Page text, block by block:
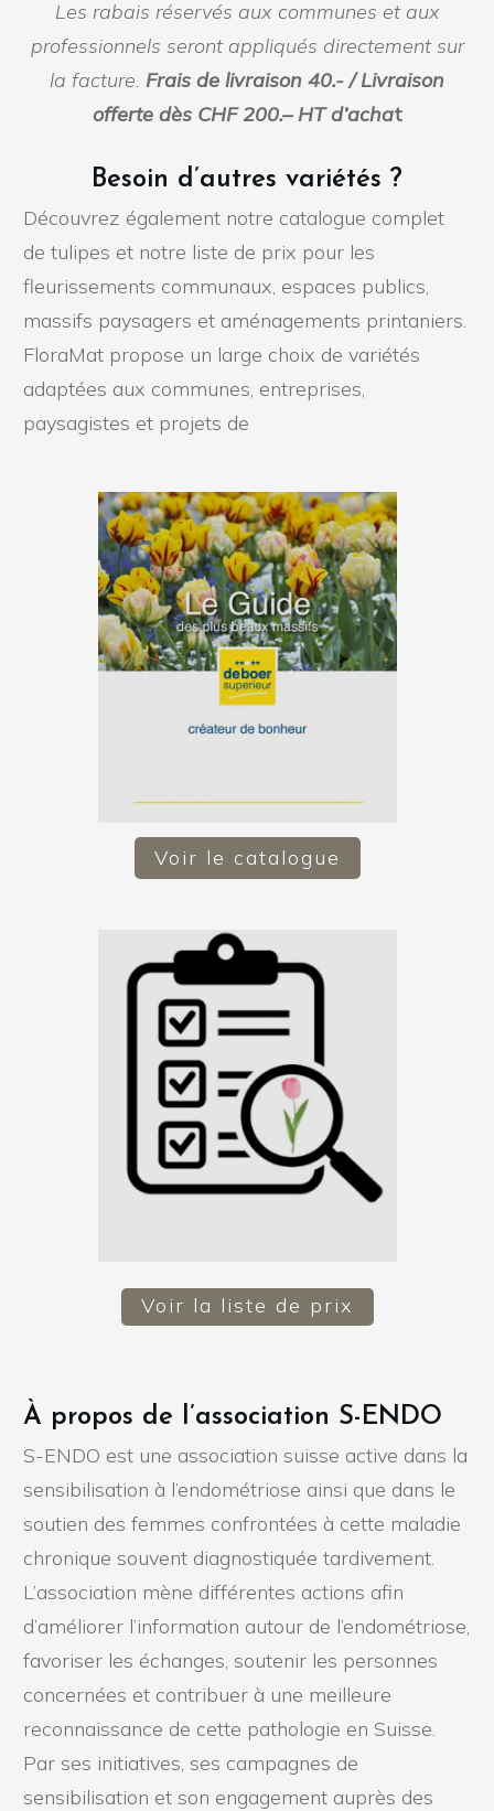
Les rabais réservés aux communes et aux
professionnels seront appliqués directement sur
la facture. Frais de livraison 40.- / Livraison
offerte dès CHF 200.– HT d’achat
Besoin d’autres variétés ?
Découvrez également notre catalogue complet
de tulipes et notre liste de prix pour les
fleurissements communaux, espaces publics,
massifs paysagers et aménagements printaniers.
FloraMat propose un large choix de variétés
adaptées aux communes, entreprises,
paysagistes et projets de
Voir le catalogue
Voir la liste de prix
À propos de l’association S-ENDO
S-ENDO est une association suisse active dans la
sensibilisation à l’endométriose ainsi que dans le
soutien des femmes confrontées à cette maladie
chronique souvent diagnostiquée tardivement.
L’association mène différentes actions afin
d’améliorer l’information autour de l’endométriose,
favoriser les échanges, soutenir les personnes
concernées et contribuer à une meilleure
reconnaissance de cette pathologie en Suisse.
Par ses initiatives, ses campagnes de
sensibilisation et son engagement auprès des